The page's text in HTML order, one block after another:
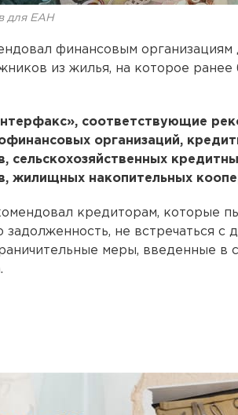
для ЕАН
финансовым организациям
из жилья, на которое
соответствующие
организаций,
сельскохозяйственных
жилищных накопительных
кредиторам, которые
задолженность, не встречаться с
меры, введенные в